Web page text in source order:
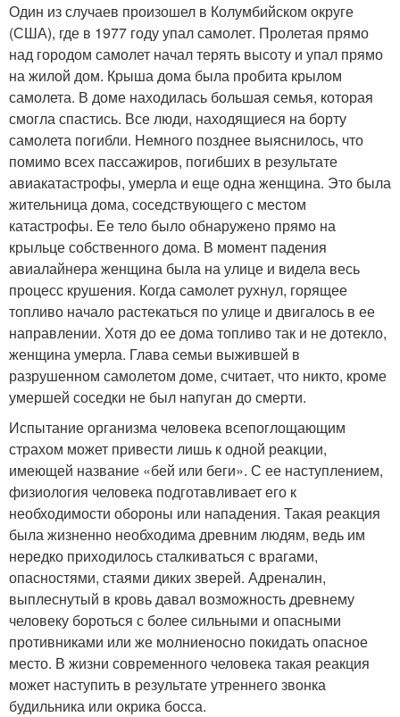
Один из случаев произошел в Колумбийском округе
(США), где в 1977 году упал самолет. Пролетая прямо
над городом самолет начал терять высоту и упал прямо
на жилой дом. Крыша дома была пробита крылом
самолета. В доме находилась большая семья, которая
смогла спастись. Все люди, находящиеся на борту
самолета погибли. Немного позднее выяснилось, что
помимо всех пассажиров, погибших в результате
авиакатастрофы, умерла и еще одна женщина. Это была
жительница дома, соседствующего с местом
катастрофы. Ее тело было обнаружено прямо на
крыльце собственного дома. В момент падения
авиалайнера женщина была на улице и видела весь
процесс крушения. Когда самолет рухнул, горящее
топливо начало растекаться по улице и двигалось в ее
направлении. Хотя до ее дома топливо так и не дотекло,
женщина умерла. Глава семьи выжившей в
разрушенном самолетом доме, считает, что никто, кроме
умершей соседки не был напуган до смерти.
Испытание организма человека всепоглощающим
страхом может привести лишь к одной реакции,
имеющей название «бей или беги». С ее наступлением,
физиология человека подготавливает его к
необходимости обороны или нападения. Такая реакция
была жизненно необходима древним людям, ведь им
нередко приходилось сталкиваться с врагами,
опасностями, стаями диких зверей. Адреналин,
выплеснутый в кровь давал возможность древнему
человеку бороться с более сильными и опасными
противниками или же молниеносно покидать опасное
место. В жизни современного человека такая реакция
может наступить в результате утреннего звонка
будильника или окрика босса.